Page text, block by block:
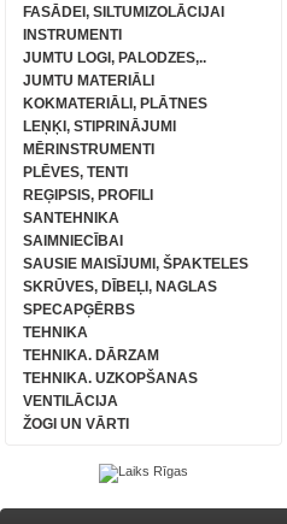
FASĀDEI, SILTUMIZOLĀCIJAI
INSTRUMENTI
JUMTU LOGI, PALODZES,..
JUMTU MATERIĀLI
KOKMATERIĀLI, PLĀTNES
LEŅĶI, STIPRINĀJUMI
MĒRINSTRUMENTI
PLĒVES, TENTI
REĢIPSIS, PROFILI
SANTEHNIKA
SAIMNIECĪBAI
SAUSIE MAISĪJUMI, ŠPAKTELES
SKRŪVES, DĪBEĻI, NAGLAS
SPECAPĢĒRBS
TEHNIKA
TEHNIKA. DĀRZAM
TEHNIKA. UZKOPŠANAS
VENTILĀCIJA
ŽOGI UN VĀRTI